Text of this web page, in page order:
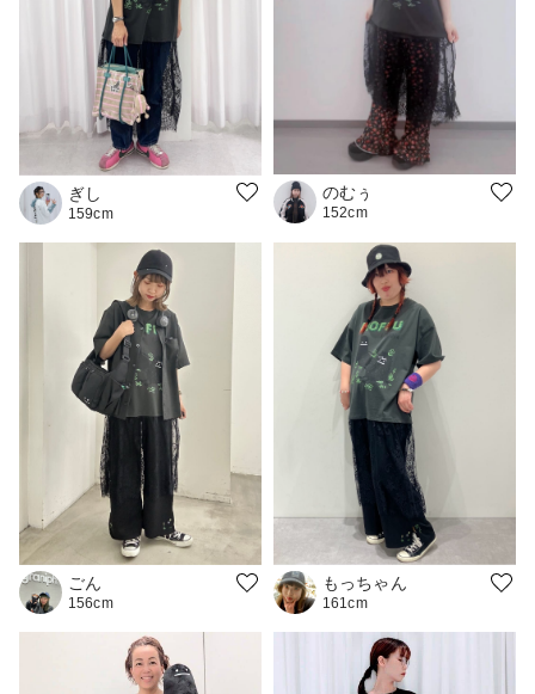
ぎし
159cm
のむぅ
152cm
ごん
156cm
もっちゃん
161cm